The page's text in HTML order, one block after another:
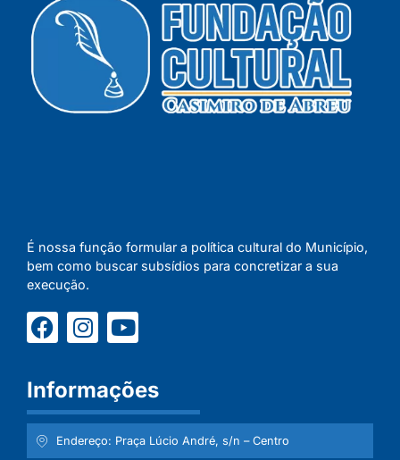
É nossa função formular a política cultural do Município,
bem como buscar subsídios para concretizar a sua
execução.
Informações
Endereço: Praça Lúcio André, s/n – Centro